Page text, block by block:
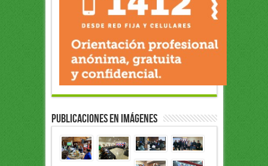
Publicaciones en Imágenes